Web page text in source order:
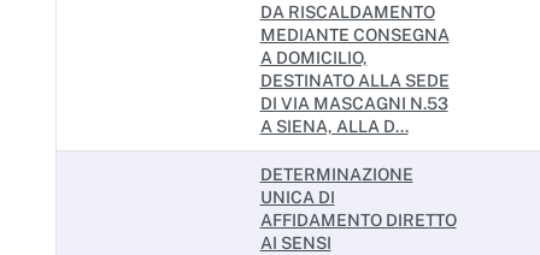
DA RISCALDAMENTO
MEDIANTE CONSEGNA
A DOMICILIO,
DESTINATO ALLA SEDE
DI VIA MASCAGNI N.53
A SIENA, ALLA D...
DETERMINAZIONE
UNICA DI
AFFIDAMENTO DIRETTO
AI SENSI